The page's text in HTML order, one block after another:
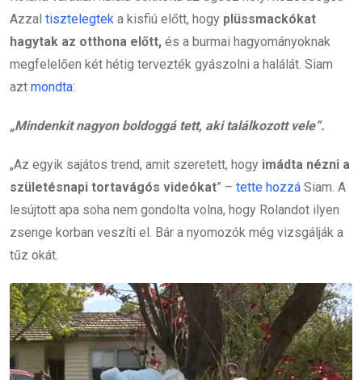
Azzal tisztelegtek a kisfiú előtt, hogy plüssmackókat
hagytak az otthona előtt, és a burmai hagyományoknak
megfelelően két hétig tervezték gyászolni a halálát. Siam
azt mondta:
„Mindenkit nagyon boldoggá tett, aki találkozott vele”.
„Az egyik sajátos trend, amit szeretett, hogy imádta nézni a
születésnapi tortavágós videókat” – tette hozzá Siam. A
lesújtott apa soha nem gondolta volna, hogy Rolandot ilyen
zsenge korban veszíti el. Bár a nyomozók még vizsgálják a
tűz okát.